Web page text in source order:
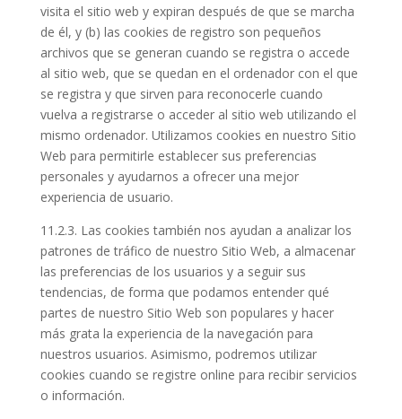
visita el sitio web y expiran después de que se marcha
de él, y (b) las cookies de registro son pequeños
archivos que se generan cuando se registra o accede
al sitio web, que se quedan en el ordenador con el que
se registra y que sirven para reconocerle cuando
vuelva a registrarse o acceder al sitio web utilizando el
mismo ordenador. Utilizamos cookies en nuestro Sitio
Web para permitirle establecer sus preferencias
personales y ayudarnos a ofrecer una mejor
experiencia de usuario.
11.2.3. Las cookies también nos ayudan a analizar los
patrones de tráfico de nuestro Sitio Web, a almacenar
las preferencias de los usuarios y a seguir sus
tendencias, de forma que podamos entender qué
partes de nuestro Sitio Web son populares y hacer
más grata la experiencia de la navegación para
nuestros usuarios. Asimismo, podremos utilizar
cookies cuando se registre online para recibir servicios
o información.